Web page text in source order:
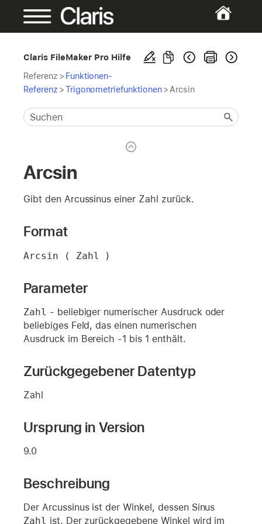
Claris FileMaker Pro Hilfe
Referenz > Funktionen-
Referenz >Trigonometriefunktionen> Arcsin
Arcsin
Gibt den Arcussinus einer Zahl zurück.
Format
Arcsin ( Zahl )
Parameter
Zahl - beliebiger numerischer Ausdruck oder
beliebiges Feld, das einen numerischen
Ausdruck im Bereich -1 bis 1 enthält.
Zurückgegebener Datentyp
Zahl
Ursprung in Version
9.0
Beschreibung
Der Arcussinus ist der Winkel, dessen Sinus
Zahl ist. Der zurückgegebene Winkel wird im